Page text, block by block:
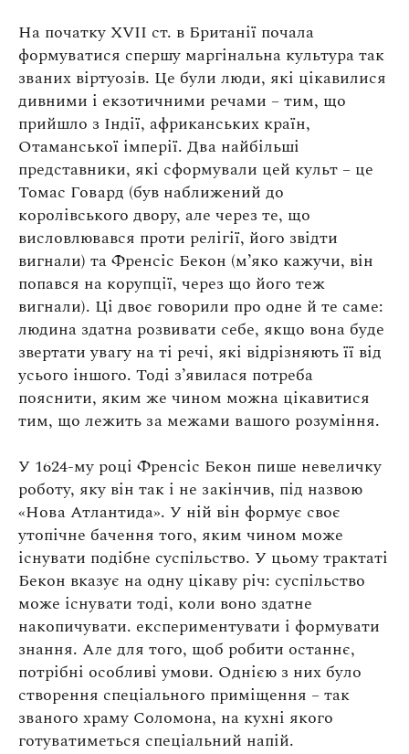
На початку XVII ст. в Британії почала
формуватися спершу маргінальна культура так
званих віртуозів. Це були люди, які цікавилися
дивними і екзотичними речами – тим, що
прийшло з Індії, африканських країн,
Отаманської імперії. Два найбільші
представники, які сформували цей культ – це
Томас Говард (був наближений до
королівського двору, але через те, що
висловлювався проти релігії, його звідти
вигнали) та Френсіс Бекон (м’яко кажучи, він
попався на корупції, через що його теж
вигнали). Ці двоє говорили про одне й те саме:
людина здатна розвивати себе, якщо вона буде
звертати увагу на ті речі, які відрізняють її від
усього іншого. Тоді з’явилася потреба
пояснити, яким же чином можна цікавитися
тим, що лежить за межами вашого розуміння.
У 1624-му році Френсіс Бекон пише невеличку
роботу, яку він так і не закінчив, під назвою
«Нова Атлантида». У ній він формує своє
утопічне бачення того, яким чином може
існувати подібне суспільство. У цьому трактаті
Бекон вказує на одну цікаву річ: суспільство
може існувати тоді, коли воно здатне
накопичувати. експериментувати і формувати
знання. Але для того, щоб робити останнє,
потрібні особливі умови. Однією з них було
створення спеціального приміщення – так
званого храму Соломона, на кухні якого
готуватиметься спеціальний напій.